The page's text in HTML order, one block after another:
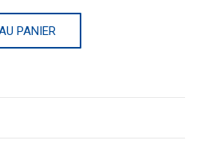
PANIER